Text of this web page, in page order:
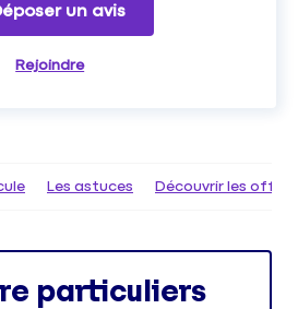
un avis
Rejoindre
Les astuces Découvrir les
particuliers